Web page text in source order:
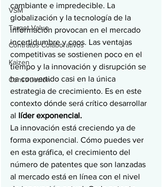
VSM
Target Value
Contratos Colaborativos
Kaizen
Construcción
cambiante e impredecible. La
globalización y la tecnología de la
información provocan en el mercado
incertidumbre y caos. Las ventajas
competitivas se sostienen poco en el
tiempo y la innovación y disrupción se
ha convertido casi en la única
estrategia de crecimiento. Es en este
contexto dónde será crítico desarrollar
al líder exponencial.
La innovación está creciendo ya de
forma exponencial. Cómo puedes ver
en esta gráfica, el crecimiento del
número de patentes que son lanzadas
al mercado está en línea con el nivel